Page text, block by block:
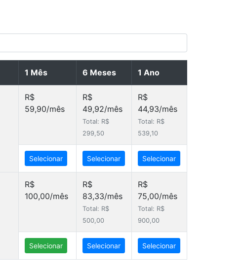
1 Mês 6 Meses 1 Ano
R$
59,90/mês
R$
49,92/mês
Total: R$
299,50
R$
44,93/mês
Total: R$
539,10
Selecionar Selecionar Selecionar
R$
100,00/mês
R$
83,33/mês
Total: R$
500,00
R$
75,00/mês
Total: R$
900,00
Selecionar Selecionar Selecionar